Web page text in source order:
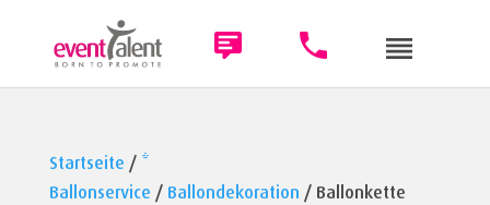
Startseite / *
Ballonservice / Ballondekoration / Ballonkette